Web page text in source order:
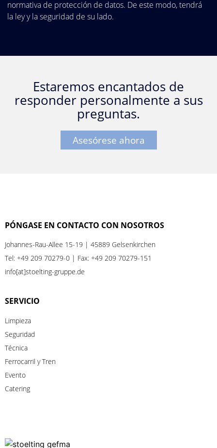
normativa de protección de datos. De este modo, tendrá
la ley y la seguridad de su lado.
Estaremos encantados de
responder personalmente a sus
preguntas.
Asesórese ahora
PÓNGASE EN CONTACTO CON NOSOTROS
Johannes-Rau-Allee 15-19 | 45889 Gelsenkirchen
Tel: +49 209 70279-0 | Fax: +49 209 70279-151
info[at]stoelting-gruppe.de
SERVICIO
Limpieza
Seguridad
Técnica
Ferrocarril yTren
Evento
Catering